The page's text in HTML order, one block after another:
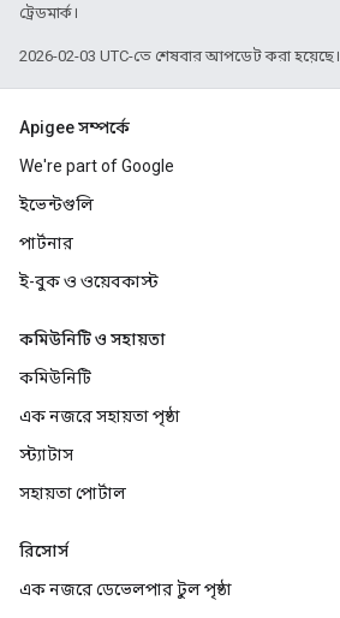
ট্রেডমার্ক।
2026-02-03 UTC-তে শেষবার আপডেট করা হয়েছে।
Apigee সম্পর্কে
We're part of Google
ইভেন্টগুলি
পার্টনার
ই-বুক ও ওয়েবকাস্ট
কমিউনিটি ও সহায়তা
কমিউনিটি
এক নজরে সহায়তা পৃষ্ঠা
স্ট্যাটাস
সহায়তা পোর্টাল
রিসোর্স
এক নজরে ডেভেলপার টুল পৃষ্ঠা